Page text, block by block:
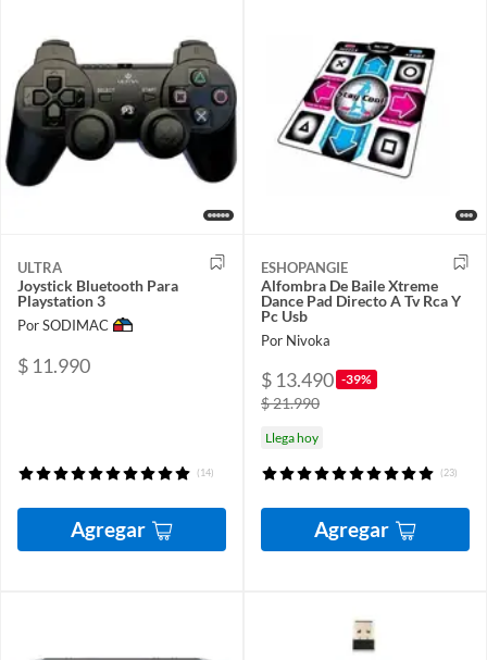
ULTRA
Joystick Bluetooth Para
Playstation 3
Por SODIMAC
$ 11.990
(14)
Agregar
ESHOPANGIE
Alfombra De Baile Xtreme
Dance Pad Directo A Tv Rca Y
Pc Usb
Por Nivoka
$ 13.490 -39%
$ 21.990
Llega hoy
(23)
Agregar